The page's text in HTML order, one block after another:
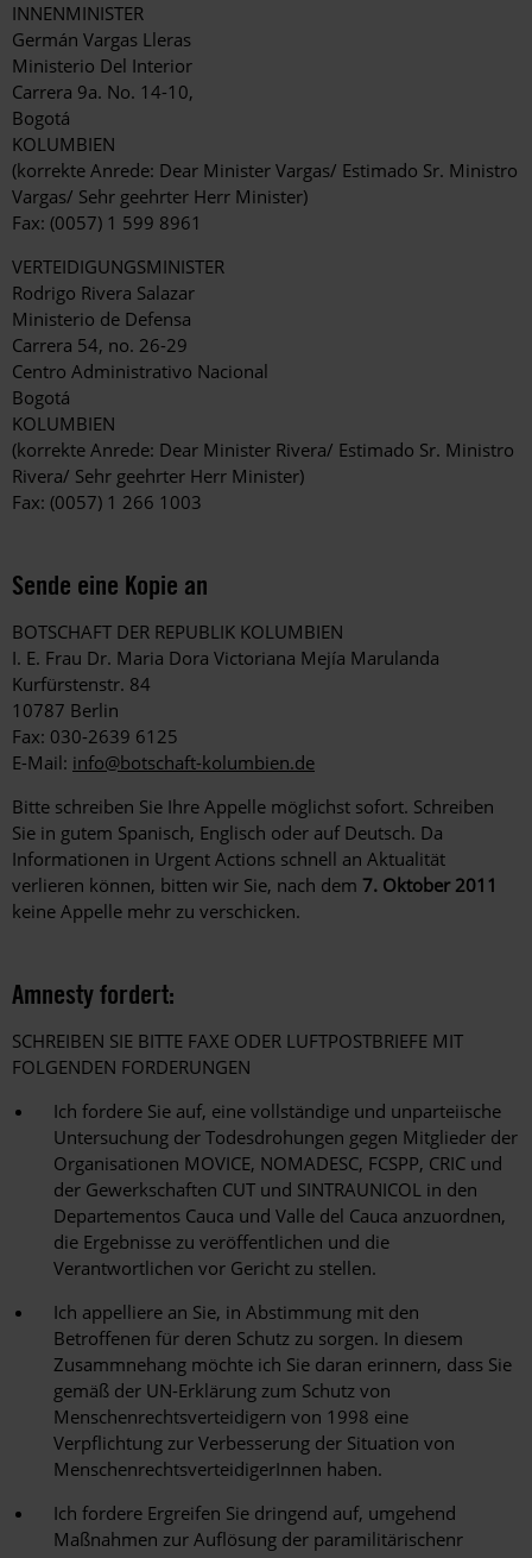
INNENMINISTER
Germán Vargas Lleras
Ministerio Del Interior
Carrera 9a. No. 14-10,
Bogotá
KOLUMBIEN
(korrekte Anrede: Dear Minister Vargas/ Estimado Sr. Ministro
Vargas/ Sehr geehrter Herr Minister)
Fax: (0057) 1 599 8961
VERTEIDIGUNGSMINISTER
Rodrigo Rivera Salazar
Ministerio de Defensa
Carrera 54, no. 26-29
Centro Administrativo Nacional
Bogotá
KOLUMBIEN
(korrekte Anrede: Dear Minister Rivera/ Estimado Sr. Ministro
Rivera/ Sehr geehrter Herr Minister)
Fax: (0057) 1 266 1003
Sende eine Kopie an
BOTSCHAFT DER REPUBLIK KOLUMBIEN
I. E. Frau Dr. Maria Dora Victoriana Mejía Marulanda
Kurfürstenstr. 84
10787 Berlin
Fax: 030-2639 6125
E-Mail: info@botschaft-kolumbien.de
Bitte schreiben Sie Ihre Appelle möglichst sofort. Schreiben
Sie in gutem Spanisch, Englisch oder auf Deutsch. Da
Informationen in Urgent Actions schnell an Aktualität
verlieren können, bitten wir Sie, nach dem 7. Oktober 2011
keine Appelle mehr zu verschicken.
Amnesty fordert:
SCHREIBEN SIE BITTE FAXE ODER LUFTPOSTBRIEFE MIT
FOLGENDEN FORDERUNGEN
Ich fordere Sie auf, eine vollständige und unparteiische
Untersuchung der Todesdrohungen gegen Mitglieder der
Organisationen MOVICE, NOMADESC, FCSPP, CRIC und
der Gewerkschaften CUT und SINTRAUNICOL in den
Departementos Cauca und Valle del Cauca anzuordnen,
die Ergebnisse zu veröffentlichen und die
Verantwortlichen vor Gericht zu stellen.
Ich appelliere an Sie, in Abstimmung mit den
Betroffenen für deren Schutz zu sorgen. In diesem
Zusammnehang möchte ich Sie daran erinnern, dass Sie
gemäß der UN-Erklärung zum Schutz von
Menschenrechtsverteidigern von 1998 eine
Verpflichtung zur Verbesserung der Situation von
MenschenrechtsverteidigerInnen haben.
Ich fordere Ergreifen Sie dringend auf, umgehend
Maßnahmen zur Auflösung der paramilitärischenr